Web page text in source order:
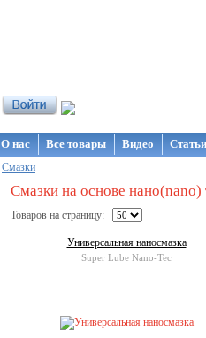
О нас Все товары Видео
Смазки
Смазки на основе нано(nano)
Товаров на страницу:
Универсальная наносмазка
Super Lube Nano-Tec